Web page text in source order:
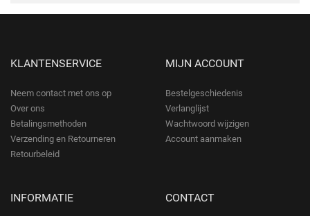
KLANTENSERVICE
Neem contact met ons op
Over ons
Betalingsmethoden
Verzending en Retourneren
Retourbeleid
MIJN ACCOUNT
Bestelgeschiedenis
Verlanglijst
Wachtwoord wijzigen
Account aanmaken
INFORMATIE CONTACT